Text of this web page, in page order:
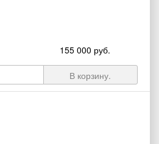
155 000 руб.
В корзину.